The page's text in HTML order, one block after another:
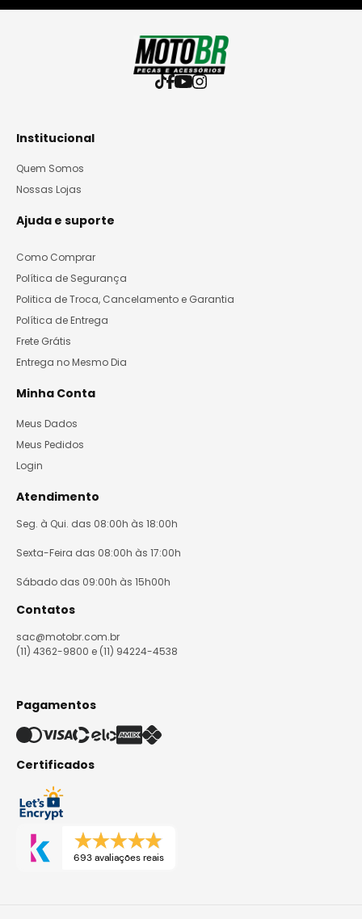
Institucional
Quem Somos
Nossas Lojas
Ajuda e suporte
Como Comprar
Política de Segurança
Politica de Troca, Cancelamento e Garantia
Política de Entrega
Frete Grátis
Entrega no Mesmo Dia
Minha Conta
Meus Dados
Meus Pedidos
Login
Atendimento
Seg. à Qui. das 08:00h às 18:00h
Sexta-Feira das 08:00h às 17:00h
Sábado das 09:00h às 15h00h
Contatos
sac@motobr.com.br
(11) 4362-9800 e (11) 94224-4538
Pagamentos
Certificados
693 avaliações reais